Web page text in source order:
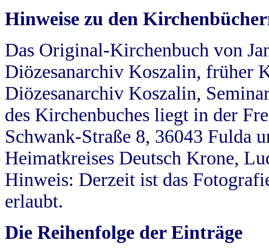
Hinweise zu den
Das Original-Kirchenbuch von
Diözesanarchiv Koszalin, früher
Diözesanarchiv Koszalin,
des Kirchenbuches liegt in der
Schwank-Straße 8, 36043 Fulda
Heimatkreises Deutsch Krone,
Hinweis: Derzeit ist das
erlaubt.
Die Reihenfolge der Einträge